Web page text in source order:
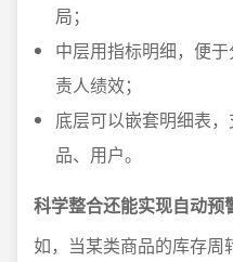
局；
中层用指标明细，便
责人绩效；
底层可以嵌套明细表
品、用户。
科学整合还能实现自动预
如，当某类商品的库存周